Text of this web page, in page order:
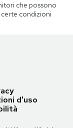
che possono
condizioni
d'uso